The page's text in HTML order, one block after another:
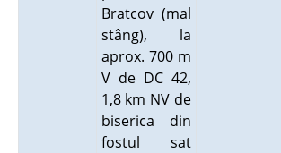
Bratcov (mal
stâng), la
aprox. 700 m
V de DC 42,
1,8 km NV de
biserica din
fostul sat